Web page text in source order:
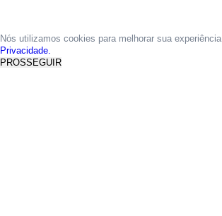
Nós utilizamos cookies para melhorar sua
Privacidade.
PROSSEGUIR